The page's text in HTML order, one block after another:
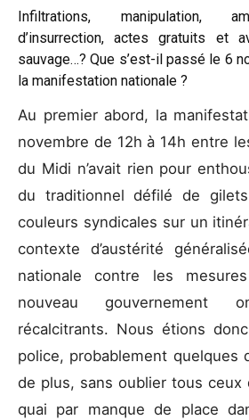
Infiltrations, manipulation,
d’insurrection, actes gratuits et
sauvage…? Que s’est-il passé le 6
la manifestation nationale ?
Au premier abord, la
novembre de 12h à 14h entre
du Midi n’avait rien pour
du traditionnel défilé de
couleurs syndicales sur un
contexte d’austérité
nationale contre les
nouveau gouvernement
récalcitrants. Nous étions
police, probablement quelques
de plus, sans oublier tous
quai par manque de place